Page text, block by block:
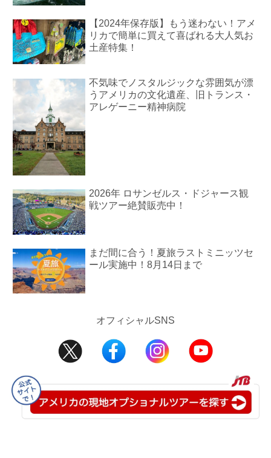
【2024年保存版】もう迷わない！アメ
リカで簡単に買えて喜ばれる大人気お
土産特集！
不気味でノスタルジックな雰囲気が漂
うアメリカの文化遺産、旧トランス・
アレゲーニー精神病院
2026年 ロサンゼルス・ドジャース観
戦ツアー絶賛販売中！
まだ間に合う！夏旅ラストミニッツセ
ール実施中！8月14日まで
オフィシャルSNS